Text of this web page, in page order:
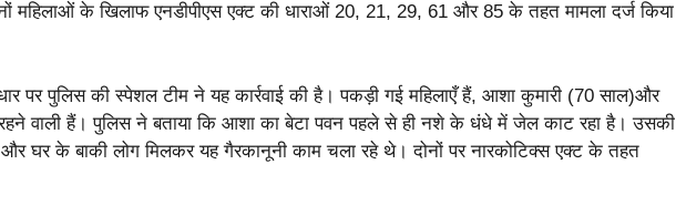
महिलाओं के खिलाफ एनडीपीएस एक्ट की धाराओं 20, 21, 29, 61 और 85 के तहत मामला दर्ज किया
पर पुलिस की स्पेशल टीम ने यह कार्रवाई की है। पकड़ी गई महिलाएँ हैं, आशा कुमारी (70 साल)और
वाली हैं। पुलिस ने बताया कि आशा का बेटा पवन पहले से ही नशे के धंधे में जेल काट रहा है। उसकी
और घर के बाकी लोग मिलकर यह गैरकानूनी काम चला रहे थे। दोनों पर नारकोटिक्स एक्ट के तहत